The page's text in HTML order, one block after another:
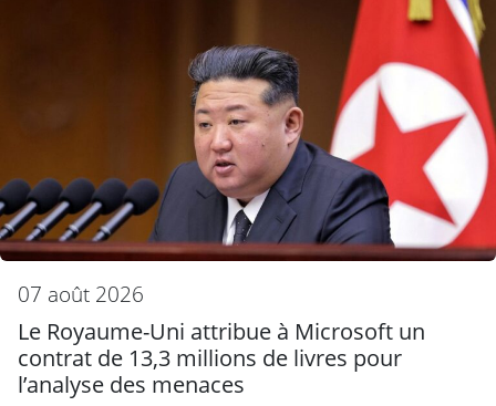
07 août 2026
Le Royaume-Uni attribue à Microsoft un
contrat de 13,3 millions de livres pour
l’analyse des menaces